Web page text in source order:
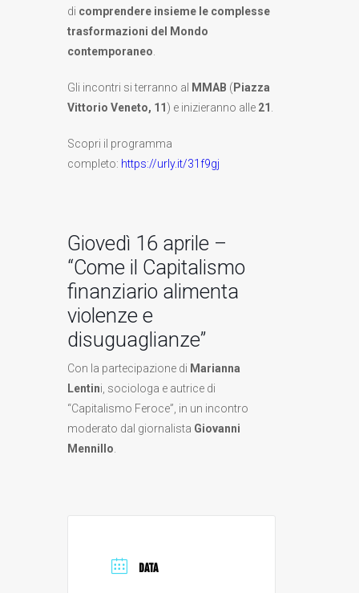
di comprendere insieme le complesse
trasformazioni del Mondo
contemporaneo
Gli incontri si terranno al MMAB ( Piazza
Vittorio Veneto, 11 ) e inizieranno alle 21
Scopri il programma
completo: https://urly.it/31f9gj
Giovedì 16 aprile –
“Come il Capitalismo
finanziario alimenta
violenze e
disuguaglianze”
Con la partecipazione di Marianna
Lentini, sociologa e autrice di
“Capitalismo Feroce”, in un incontro
moderato dal giornalista Giovanni
Mennillo
DATA